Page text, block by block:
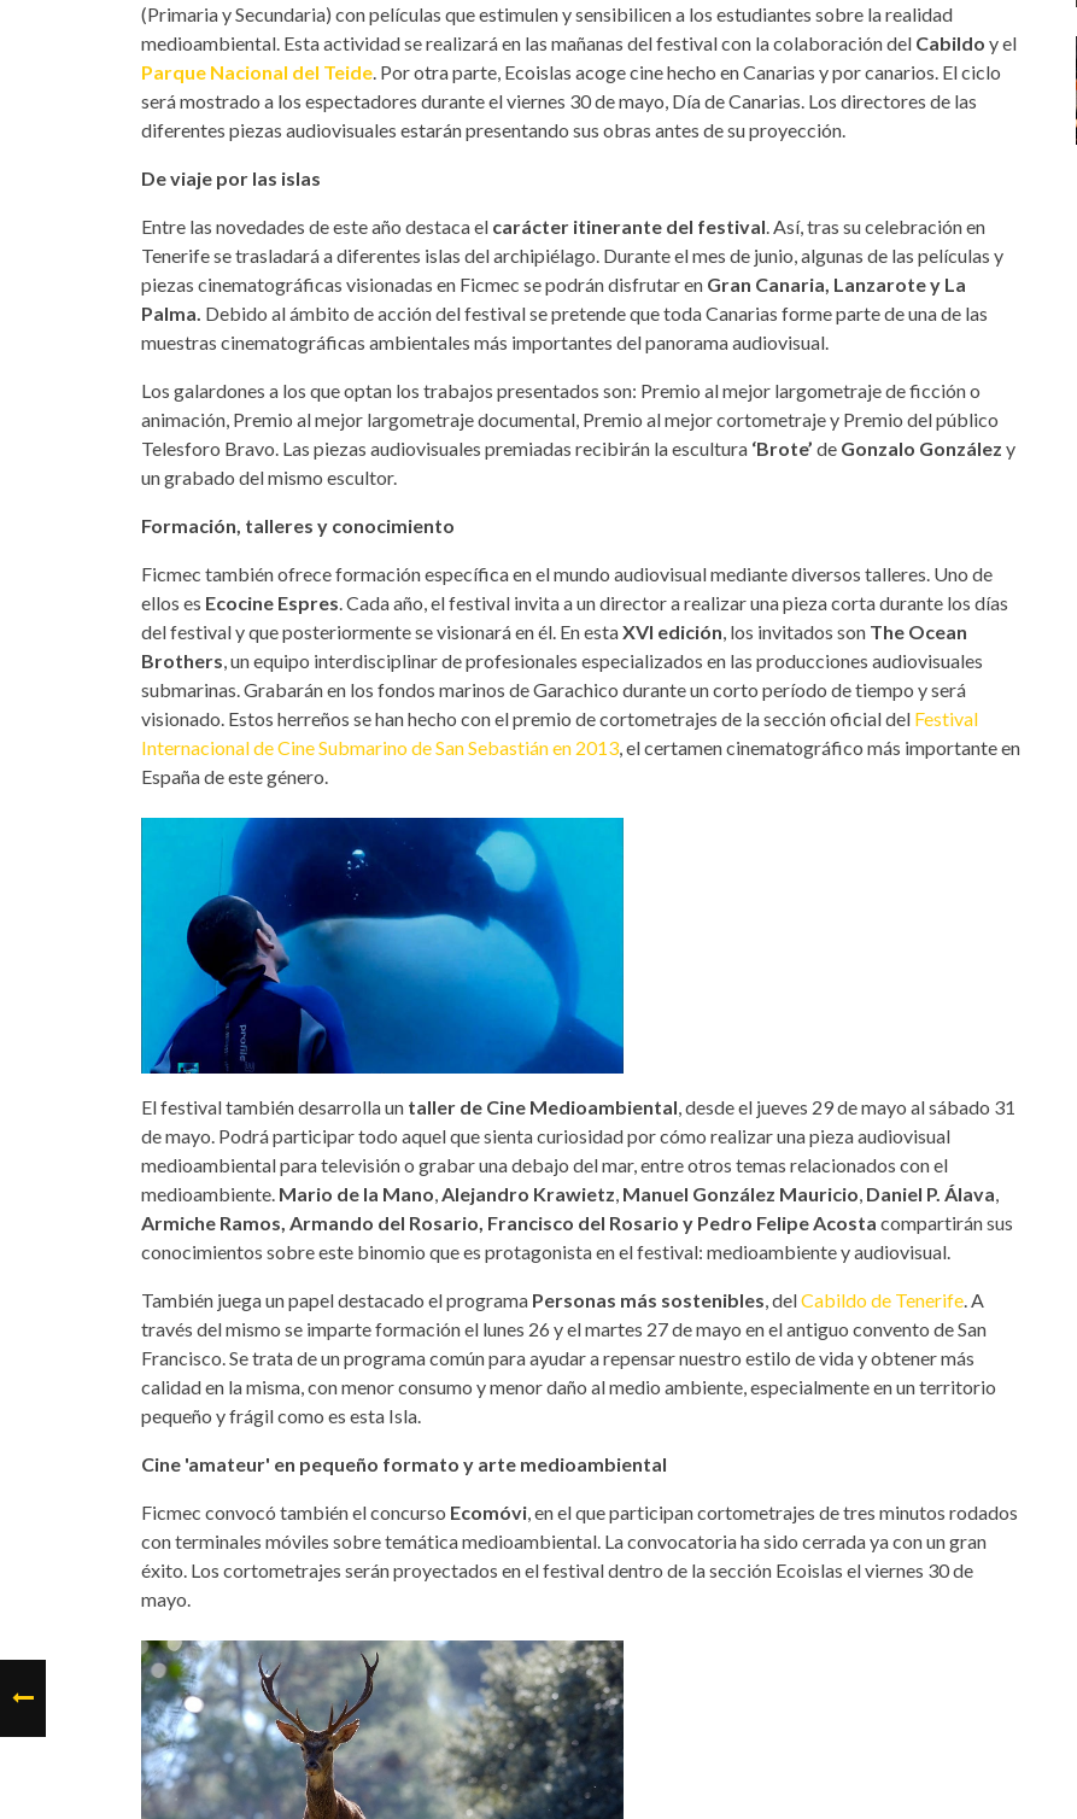
(Primaria y Secundaria) con películas que estimulen y sensibilicen a los estudiantes sobre la realidad
medioambiental. Esta actividad se realizará en las mañanas del festival con la colaboración del Cabildo y el
Parque Nacional del Teide . Por otra parte, Ecoislas acoge cine hecho en Canarias y por canarios. El ciclo
será mostrado a los espectadores durante el viernes 30 de mayo, Día de Canarias. Los directores de las
diferentes piezas audiovisuales estarán presentando sus obras antes de su proyección.
De viaje por las islas
Entre las novedades de este año destaca el carácter itinerante del festival . Así, tras su celebración en
Tenerife se trasladará a diferentes islas del archipiélago. Durante el mes de junio, algunas de las películas y
piezas cinematográficas visionadas en Ficmec se podrán disfrutar en Gran Canaria, Lanzarote y La
Palma. Debido al ámbito de acción del festival se pretende que toda Canarias forme parte de una de las
muestras cinematográficas ambientales más importantes del panorama audiovisual.
Los galardones a los que optan los trabajos presentados son: Premio al mejor largometraje de ficción o
animación, Premio al mejor largometraje documental, Premio al mejor cortometraje y Premio del público
Telesforo Bravo. Las piezas audiovisuales premiadas recibirán la escultura ‘Brote’ de Gonzalo González y
un grabado del mismo escultor.
Formación, talleres y conocimiento
Ficmec también ofrece formación específica en el mundo audiovisual mediante diversos talleres. Uno de
ellos es Ecocine Espres . Cada año, el festival invita a un director a realizar una pieza corta durante los días
del festival y que posteriormente se visionará en él. En estaXVI edición , los invitados son The Ocean
Brothers , un equipo interdisciplinar de profesionales especializados en las producciones audiovisuales
submarinas. Grabarán en los fondos marinos de Garachico durante un corto período de tiempo y será
visionado. Estos herreños se han hecho con el premio de cortometrajes de la sección oficial del Festival
Internacional de Cine Submarino de San Sebastián en 2013 , el certamen cinematográfico más importante en
España de este género.
El festival también desarrolla un taller de Cine Medioambiental , desde el jueves 29 de mayo al sábado 31
de mayo. Podrá participar todo aquel que sienta curiosidad por cómo realizar una pieza audiovisual
medioambiental para televisión o grabar una debajo del mar, entre otros temas relacionados con el
medioambiente. Mario de la Mano Alejandro Krawietz Manuel González Mauricio Daniel P. Álava
Armiche Ramos, Armando del Rosario, Francisco del Rosario y Pedro Felipe Acosta compartirán sus
conocimientos sobre este binomio que es protagonista en el festival: medioambiente y audiovisual.
También juega un papel destacado el programa Personas más sostenibles , delCabildo de Tenerife . A
través del mismo se imparte formación el lunes 26 y el martes 27 de mayo en el antiguo convento de San
Francisco. Se trata de un programa común para ayudar a repensar nuestro estilo de vida y obtener más
calidad en la misma, con menor consumo y menor daño al medio ambiente, especialmente en un territorio
pequeño y frágil como es esta Isla.
Cine 'amateur' en pequeño formato y arte medioambiental
Ficmec convocó también el concurso Ecomóvi , en el que participan cortometrajes de tres minutos rodados
con terminales móviles sobre temática medioambiental. La convocatoria ha sido cerrada ya con un gran
éxito. Los cortometrajes serán proyectados en el festival dentro de la sección Ecoislas el viernes 30 de
mayo.